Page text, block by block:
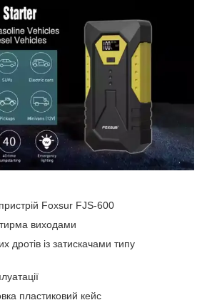
Foxsur FJS-600
виходами
дротів із затискачами типу
пластиковий кейс